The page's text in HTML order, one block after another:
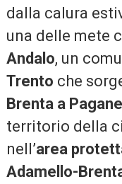
dalla calura
una delle mete
Andalo, un
Trento che
Brenta a
territorio della
nell’area
Adamello-